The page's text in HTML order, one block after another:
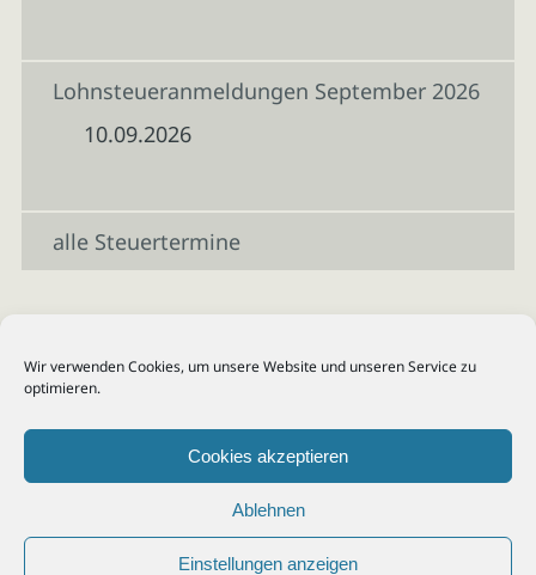
Wir verwenden Cookies, um unsere Website und unseren Service zu
optimieren.
Cookies akzeptieren
Ablehnen
Einstellungen anzeigen
Lohnsteueranmeldungen September 2026
10.09.2026
alle Steuertermine